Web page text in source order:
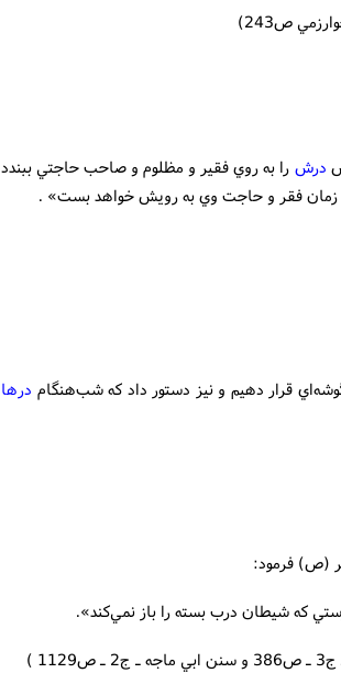
درش را به روي فقير و مظلوم و صاحب حاجتي ببندد
زمان فقر و حاجت وي به رويش خواهد بست» .
قرار دهيم و نيز دستور داد كه شب‌هنگام درها
که شيطان درب بسته را باز نمي‌کند».